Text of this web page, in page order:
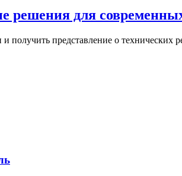
решения для
получить представление о технических